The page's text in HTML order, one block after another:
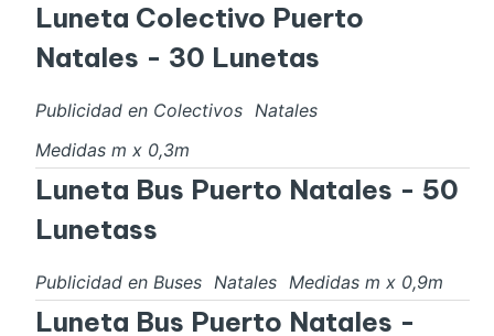
Luneta Colectivo Puerto
Natales - 30 Lunetas
Publicidad en Colectivos Natales
Medidas m x 0,3m
Luneta Bus Puerto Natales - 50
Lunetass
Publicidad en Buses Natales Medidas m x 0,9m
Luneta Bus Puerto Natales -